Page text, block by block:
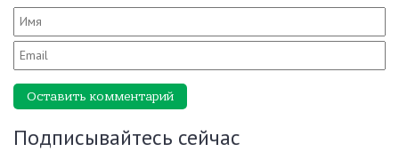
Оставить комментарий
Подписывайтесь сейчас